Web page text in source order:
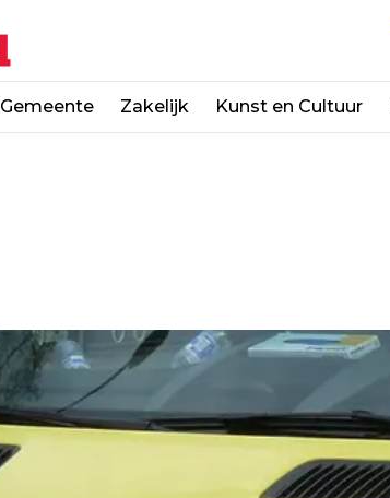
Gemeente Zakelijk Kunst en Cultuur